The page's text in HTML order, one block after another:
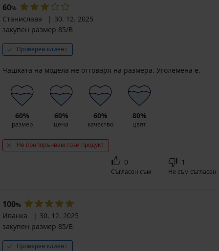
60%
Станислава
30. 12. 2025
закупен размер 85/B
Проверен клиент
Чашката на модела не отговаря на размера. Уголемена е.
60%
размер
60%
цена
60%
качество
80%
цвят
Не препоръчвам този продукт
0
Съгласен съм
1
Не съм съгласен
100%
Иванка
30. 12. 2025
закупен размер 85/B
Проверен клиент